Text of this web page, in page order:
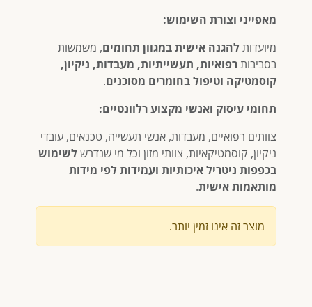
מאפייני וצורת השימוש:
מיועדות להגנה אישית במגוון תחומים, משמשות
בסביבותרפואיות, תעשייתיות, מעבדות, ניקיון,
קוסמטיקה וטיפול בחומרים מסוכנים.
תחומי עיסוק ואנשי מקצוע רלוונטיים:
צוותים רפואיים, מעבדות, אנשי תעשייה, טכנאים, עובדי
ניקיון, קוסמטיקאיות, צוותי מזון וכל מי שנדרש לשימוש
בכפפות ניטריל איכותיות ועמידות לפי מידות
מותאמות אישית.
מוצר זה אינו זמין יותר.